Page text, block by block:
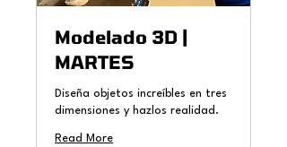
Modelado 3D |
MARTES
Diseña objetos increíbles en tres
dimensiones y hazlos realidad.
Read More